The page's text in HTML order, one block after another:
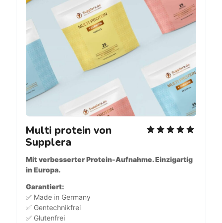
Multi protein von
Supplera
Mit verbesserter Protein-Aufnahme. Einzigartig
in Europa.
Garantiert:
✅ Made in Germany
✅ Gentechnikfrei
✅ Glutenfrei